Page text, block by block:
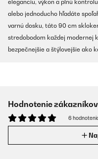
eleganciu, výkon a plnú
alebo jednoducho hľadáte
varnú dosku, táto 90 cm
stredobodom každej modernej
bezpečnejšie a štýlovejšie ako
Hodnotenie zákazníkov
6